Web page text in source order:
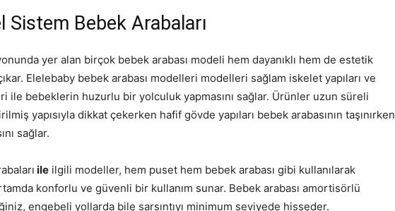
Sistem Bebek Arabaları
yer alan birçok bebek arabası modeli hem dayanıklı hem de estetik
Elelebaby bebek arabası modelleri modelleri sağlam iskelet yapıları ve
ile bebeklerin huzurlu bir yolculuk yapmasını sağlar. Ürünler uzun süreli
yapısıyla dikkat çekerken hafif gövde yapıları bebek arabasının taşınırken
sağlar.
ile ilgili modeller, hem puset hem bebek arabası gibi kullanılarak
konforlu ve güvenli bir kullanım sunar. Bebek arabası amortisörlü
engebeli yollarda bile sarsıntıyı minimum seviyede hisseder.